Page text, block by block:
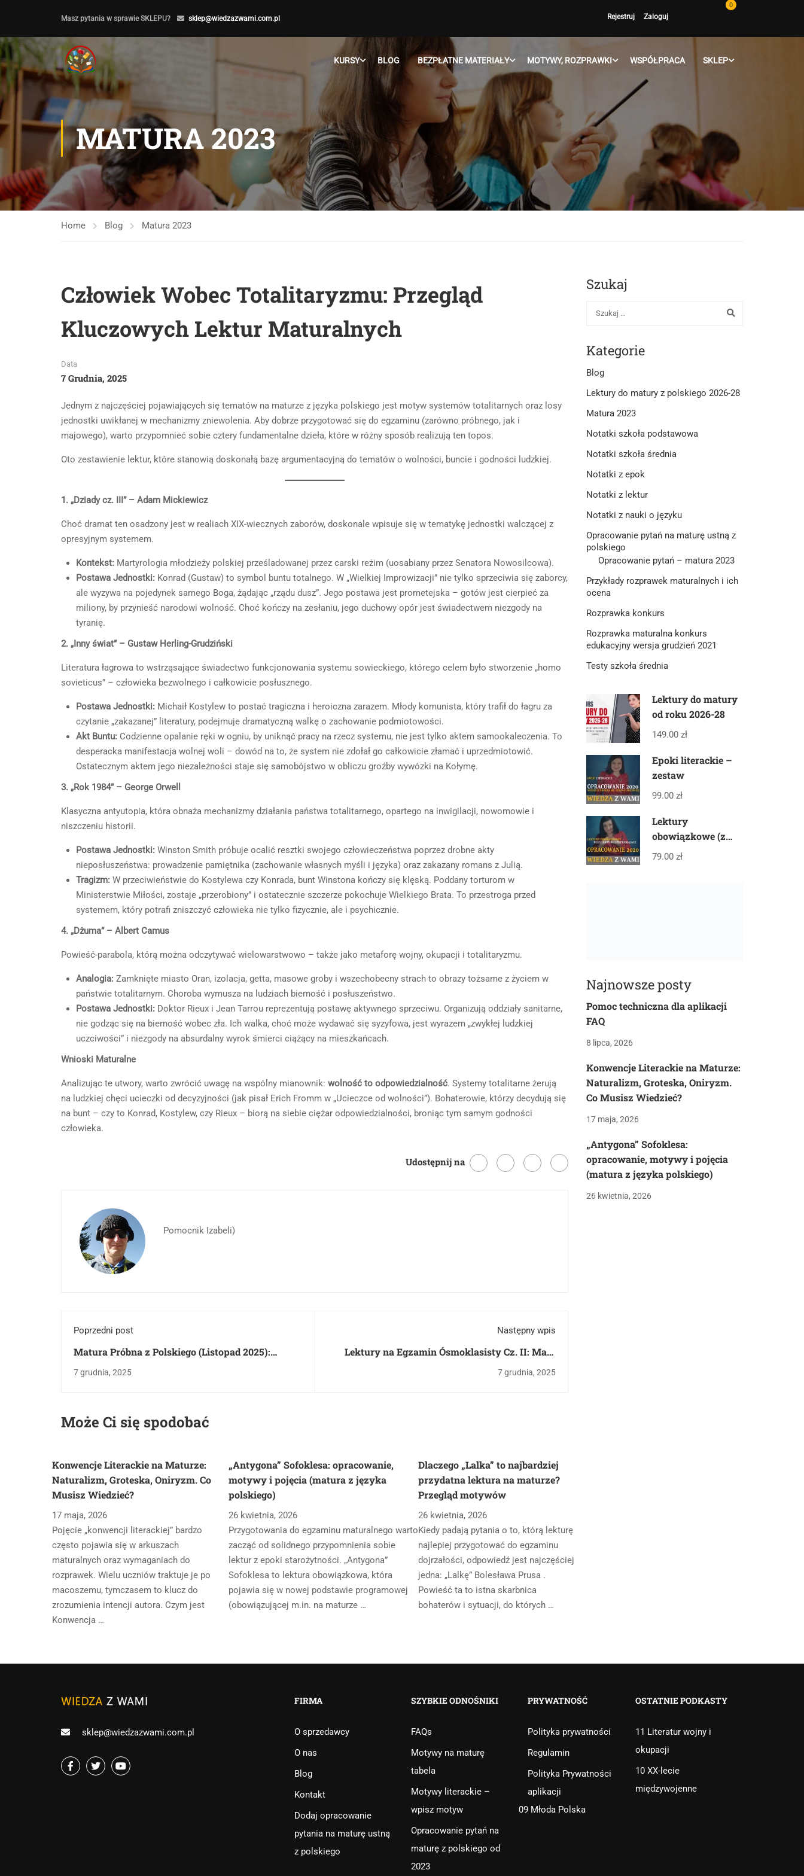
Masz pytania w sprawie SKLEPU? sklep@wiedzazwami.com.pl Rejestruj Zaloguj
0
KURSY BLOG BEZPŁATNE MATERIAŁY MOTYWY, ROZPRAWKI WSPÓŁPRACA SKLEP
MATURA 2023
Home Blog Matura 2023
Człowiek Wobec Totalitaryzmu: Przegląd
Kluczowych Lektur Maturalnych
Data
7 Grudnia, 2025
Jednym z najczęściej pojawiających się tematów na maturze z języka polskiego jest motyw systemów totalitarnych oraz losy
jednostki uwikłanej w mechanizmy zniewolenia. Aby dobrze przygotować się do egzaminu (zarówno próbnego, jak i
majowego), warto przypomnieć sobie cztery fundamentalne dzieła, które w różny sposób realizują ten topos.
Oto zestawienie lektur, które stanowią doskonałą bazę argumentacyjną do tematów o wolności, buncie i godności ludzkiej.
1. „Dziady cz. III” – Adam Mickiewicz
Choć dramat ten osadzony jest w realiach XIX-wiecznych zaborów, doskonale wpisuje się w tematykę jednostki walczącej z
opresyjnym systemem.
Kontekst: Martyrologia młodzieży polskiej prześladowanej przez carski reżim (uosabiany przez Senatora Nowosilcowa).
Postawa Jednostki: Konrad (Gustaw) to symbol buntu totalnego. W „Wielkiej Improwizacji” nie tylko sprzeciwia się zaborcy,
ale wyzywa na pojedynek samego Boga, żądając „rządu dusz”. Jego postawa jest prometejska – gotów jest cierpieć za
miliony, by przynieść narodowi wolność. Choć kończy na zesłaniu, jego duchowy opór jest świadectwem niezgody na
tyranię.
2. „Inny świat” – Gustaw Herling-Grudziński
Literatura łagrowa to wstrząsające świadectwo funkcjonowania systemu sowieckiego, którego celem było stworzenie „homo
sovieticus” – człowieka bezwolnego i całkowicie posłusznego.
Postawa Jednostki: Michaił Kostylew to postać tragiczna i heroiczna zarazem. Młody komunista, który trafił do łagru za
czytanie „zakazanej” literatury, podejmuje dramatyczną walkę o zachowanie podmiotowości.
Akt Buntu: Codzienne opalanie ręki w ogniu, by uniknąć pracy na rzecz systemu, nie jest tylko aktem samookaleczenia. To
desperacka manifestacja wolnej woli – dowód na to, że system nie zdołał go całkowicie złamać i uprzedmiotowić.
Ostatecznym aktem jego niezależności staje się samobójstwo w obliczu groźby wywózki na Kołymę.
3. „Rok 1984” – George Orwell
Klasyczna antyutopia, która obnaża mechanizmy działania państwa totalitarnego, opartego na inwigilacji, nowomowie i
niszczeniu historii.
Postawa Jednostki: Winston Smith próbuje ocalić resztki swojego człowieczeństwa poprzez drobne akty
nieposłuszeństwa: prowadzenie pamiętnika (zachowanie własnych myśli i języka) oraz zakazany romans z Julią.
Tragizm: W przeciwieństwie do Kostylewa czy Konrada, bunt Winstona kończy się klęską. Poddany torturom w
Ministerstwie Miłości, zostaje „przerobiony” i ostatecznie szczerze pokochuje Wielkiego Brata. To przestroga przed
systemem, który potrafi zniszczyć człowieka nie tylko fizycznie, ale i psychicznie.
4. „Dżuma” – Albert Camus
Powieść-parabola, którą można odczytywać wielowarstwowo – także jako metaforę wojny, okupacji i totalitaryzmu.
Analogia: Zamknięte miasto Oran, izolacja, getta, masowe groby i wszechobecny strach to obrazy tożsame z życiem w
państwie totalitarnym. Choroba wymusza na ludziach bierność i posłuszeństwo.
Postawa Jednostki: Doktor Rieux i Jean Tarrou reprezentują postawę aktywnego sprzeciwu. Organizują oddziały sanitarne,
nie godząc się na bierność wobec zła. Ich walka, choć może wydawać się syzyfowa, jest wyrazem „zwykłej ludzkiej
uczciwości” i niezgody na absurdalny wyrok śmierci ciążący na mieszkańcach.
Wnioski Maturalne
Analizując te utwory, warto zwrócić uwagę na wspólny mianownik: wolność to odpowiedzialność. Systemy totalitarne żerują
na ludzkiej chęci ucieczki od decyzyjności (jak pisał Erich Fromm w „Ucieczce od wolności”). Bohaterowie, którzy decydują się
na bunt – czy to Konrad, Kostylew, czy Rieux – biorą na siebie ciężar odpowiedzialności, broniąc tym samym godności
człowieka.
Udostępnij na
Pomocnik Izabeli)
Poprzedni post
Matura Próbna z Polskiego (Listopad 2025):
Analiza Arkusza, Pułapki i Wnioski na Maj
7 grudnia, 2025
Następny wpis
Lektury na Egzamin Ósmoklasisty Cz. II: Mały
Książę, Zemsta, Latarnik i Akademia Pana Kleksa
7 grudnia, 2025
Może Ci się spodobać
Konwencje Literackie na Maturze:
Naturalizm, Groteska, Oniryzm. Co
Musisz Wiedzieć?
17 maja, 2026
Pojęcie „konwencji literackiej” bardzo
często pojawia się w arkuszach
maturalnych oraz wymaganiach do
rozprawek. Wielu uczniów traktuje je po
macoszemu, tymczasem to klucz do
zrozumienia intencji autora. Czym jest
Konwencja …
„Antygona” Sofoklesa: opracowanie,
motywy i pojęcia (matura z języka
polskiego)
26 kwietnia, 2026
Przygotowania do egzaminu maturalnego warto
zacząć od solidnego przypomnienia sobie
lektur z epoki starożytności. „Antygona”
Sofoklesa to lektura obowiązkowa, która
pojawia się w nowej podstawie programowej
(obowiązującej m.in. na maturze …
Dlaczego „Lalka” to najbardziej
przydatna lektura na maturze?
Przegląd motywów
26 kwietnia, 2026
Kiedy padają pytania o to, którą lekturę
najlepiej przygotować do egzaminu
dojrzałości, odpowiedź jest najczęściej
jedna: „Lalkę” Bolesława Prusa .
Powieść ta to istna skarbnica
bohaterów i sytuacji, do których …
Szukaj
Kategorie
Blog
Lektury do matury z polskiego 2026-28
Matura 2023
Notatki szkoła podstawowa
Notatki szkoła średnia
Notatki z epok
Notatki z lektur
Notatki z nauki o języku
Opracowanie pytań na maturę ustną z
polskiego
Opracowanie pytań – matura 2023
Przykłady rozprawek maturalnych i ich
ocena
Rozprawka konkurs
Rozprawka maturalna konkurs
edukacyjny wersja grudzień 2021
Testy szkoła średnia
Lektury do matury
od roku 2026-28
149.00 zł
Epoki literackie –
zestaw
99.00 zł
Lektury
obowiązkowe (z
gwiazdką) plus
79.00 zł
Najnowsze posty
Pomoc techniczna dla aplikacji
FAQ
8 lipca, 2026
Konwencje Literackie na Maturze:
Naturalizm, Groteska, Oniryzm.
Co Musisz Wiedzieć?
17 maja, 2026
„Antygona” Sofoklesa:
opracowanie, motywy i pojęcia
(matura z języka polskiego)
26 kwietnia, 2026
sklep@wiedzazwami.com.pl
FIRMA
O sprzedawcy
O nas
Blog
Kontakt
Dodaj opracowanie
pytania na maturę ustną
z polskiego
SZYBKIE ODNOŚNIKI
FAQs
Motywy na maturę
tabela
Motywy literackie –
wpisz motyw
Opracowanie pytań na
maturę z polskiego od
2023
PRYWATNOŚĆ
Polityka prywatności
Regulamin
Polityka Prywatności
aplikacji
OSTATNIE PODKASTY
11 Literatur wojny i
okupacji
10 XX-lecie
międzywojenne
09 Młoda Polska